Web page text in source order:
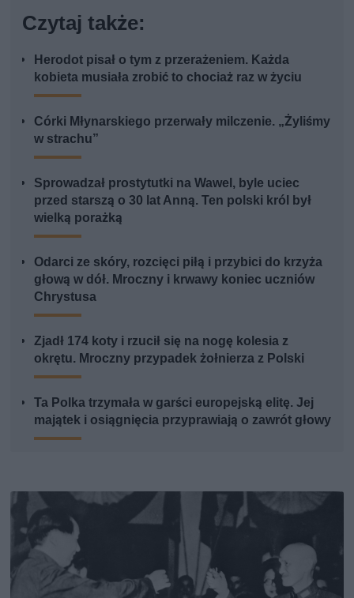
Czytaj także:
Herodot pisał o tym z przerażeniem. Każda
kobieta musiała zrobić to chociaż raz w życiu
Córki Młynarskiego przerwały milczenie. „Żyliśmy
w strachu”
Sprowadzał prostytutki na Wawel, byle uciec
przed starszą o 30 lat Anną. Ten polski król był
wielką porażką
Odarci ze skóry, rozcięci piłą i przybici do krzyża
głową w dół. Mroczny i krwawy koniec uczniów
Chrystusa
Zjadł 174 koty i rzucił się na nogę kolesia z
okrętu. Mroczny przypadek żołnierza z Polski
Ta Polka trzymała w garści europejską elitę. Jej
majątek i osiągnięcia przyprawiają o zawrót głowy